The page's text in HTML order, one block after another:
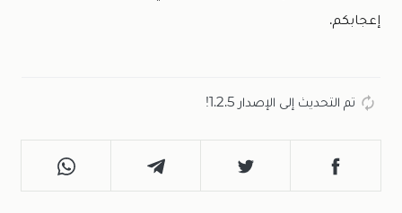
إعجابكم.
تم التحديث إلى الإصدار 1.2.5!